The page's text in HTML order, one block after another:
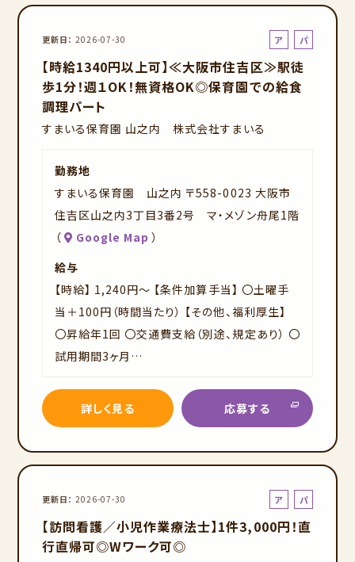
更新日 2026-07-30
ア
バ
イ
パ
ト
【時給1340円以上可】≪大阪市住吉区≫駅徒
歩1分！週１OK！無資格OK◎保育園での給食
調理パート
すまいる保育園 山之内 株式会社すまいる
勤務地
すまいる保育園 山之内 〒558-0023 大阪市
住吉区山之内3丁目3番2号 マ・メゾン舟尾1階
（
Google Map ）
給与
【時給】 1,240円～ 【条件加算手当】 〇土曜手
当＋100円（時間当たり） 【その他、福利厚生】
〇昇給年1回 〇交通費支給（別途、規定あり） 〇
試用期間3ヶ月…
詳しく見る 応募する
更新日 2026-07-30
ア
バ
パ
ト
【訪問看護／小児作業療法士】1件3,000円！直
行直帰可◎Wワーク可◎